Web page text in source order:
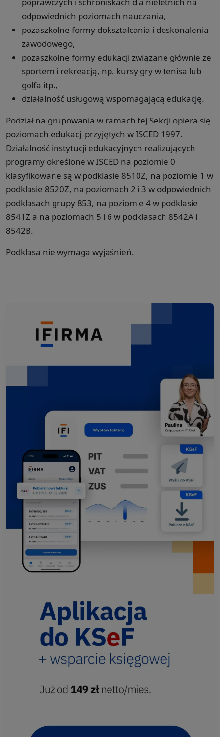
odpowiednich poziomach nauczania,
pozaszkolne formy dokształcania i doskonalenia
zawodowego,
pozaszkolne formy edukacji związane głównie ze
sportem i rekreacją, np. kursy gry w tenisa lub
golfa itp.,
działalność usługową wspomagającą edukację.
Podział na grupowania w ramach tej Sekcji opiera się
poziomach edukacji przyjętych w ISCED 1997.
Działalność instytucji edukacyjnych realizujących
programy określone w ISCED na poziomie 0
klasyfikowane są w podklasie 8510Z, na poziomie 1 w
podklasie 8520Z, na poziomach 2 i 3 w odpowiednich
podklasach grupy 853, na poziomie 4 w podklasie
8541Z a na poziomach 5 i 6 w podklasach 8542A i
8542B.
Podklasa nie wymaga wyjaśnień.